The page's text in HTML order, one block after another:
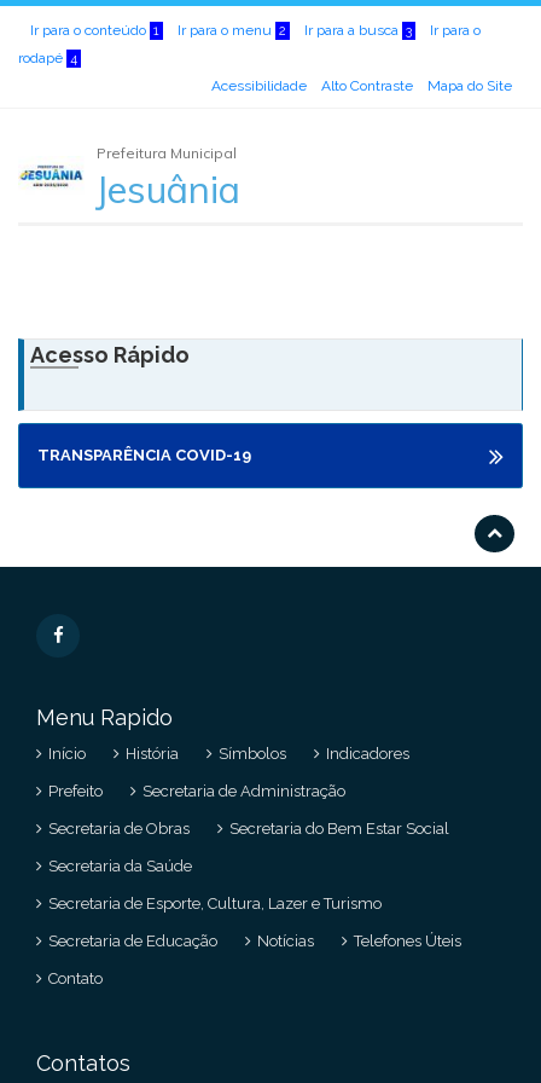
Ir para o conteúdo 1 Ir para o menu 2 Ir para a busca 3
Ir para o
rodapé 4
Acessibilidade Alto Contraste Mapa do Site
Prefeitura Municipal
Jesuânia
Acesso Rápido
TRANSPARÊNCIA COVID-19
Menu Rapido
Início História Símbolos Indicadores
Prefeito Secretaria de Administração
Secretaria de Obras Secretaria do Bem Estar Social
Secretaria da Saúde
Secretaria de Esporte, Cultura, Lazer e Turismo
Secretaria de Educação Notícias Telefones Úteis
Contato
Contatos